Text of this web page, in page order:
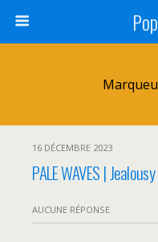
16 DÉCEMBRE 2023
PALE WAVES | Jealousy
AUCUNE RÉPONSE